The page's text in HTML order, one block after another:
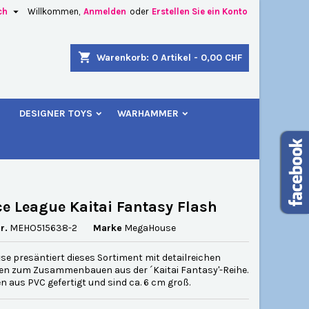
Willkommen, Anmelden oder Erstellen Sie ein Konto

shopping_cart Warenkorb: 0 Artikel - 0,00 CHF
DESIGNER TOYS WARHAMMER
League Kaitai Fantasy Flash
MEHO515638-2 Marke MegaHouse
presäntiert dieses Sortiment mit detailreichen
zum Zusammenbauen aus der ´Kaitai Fantasy'-Reihe.
aus PVC gefertigt und sind ca. 6 cm groß.